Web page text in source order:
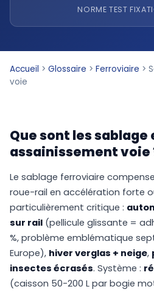
NORME TEST
Accueil > Glossaire > Ferroviaire >
voie
Que sont les sablage
assainissement voie
Le sablage ferroviaire
roue-rail en accélération forte
particulièrement critique :
sur rail (pellicule glissante =
%, problème emblématique
Europe), hiver verglas + neige,
insectes écrasés. Système :
(caisson 50-200 L par bogie